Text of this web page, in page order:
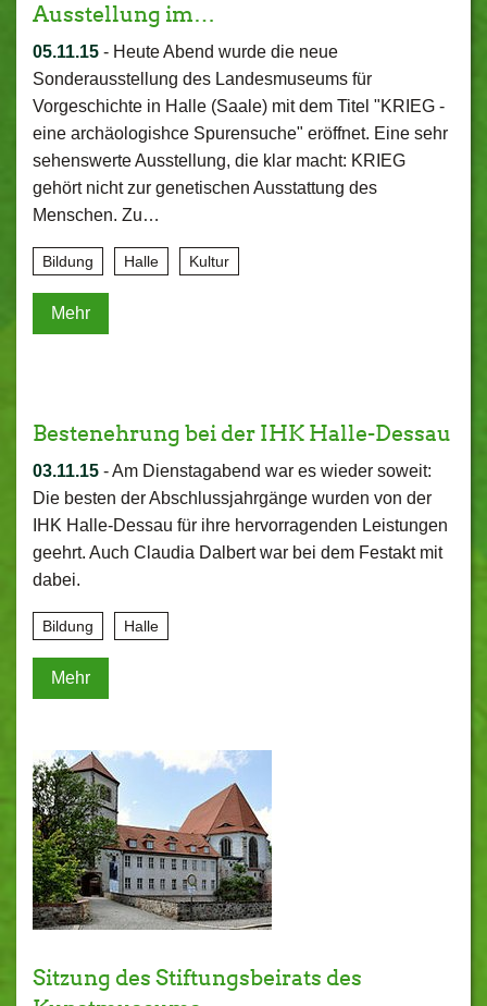
Ausstellung im…
05.11.15 - Heute Abend wurde die neue
Sonderausstellung des Landesmuseums für
Vorgeschichte in Halle (Saale) mit dem Titel "KRIEG -
eine archäologishce Spurensuche" eröffnet. Eine sehr
sehenswerte Ausstellung, die klar macht: KRIEG
gehört nicht zur genetischen Ausstattung des
Menschen. Zu…
Bildung Halle Kultur
Mehr
Bestenehrung bei der IHK Halle-Dessau
03.11.15 -Am Dienstagabend war es wieder soweit:
Die besten der Abschlussjahrgänge wurden von der
IHK Halle-Dessau für ihre hervorragenden Leistungen
geehrt. Auch Claudia Dalbert war bei dem Festakt mit
dabei.
Bildung Halle
Mehr
Sitzung des Stiftungsbeirats des